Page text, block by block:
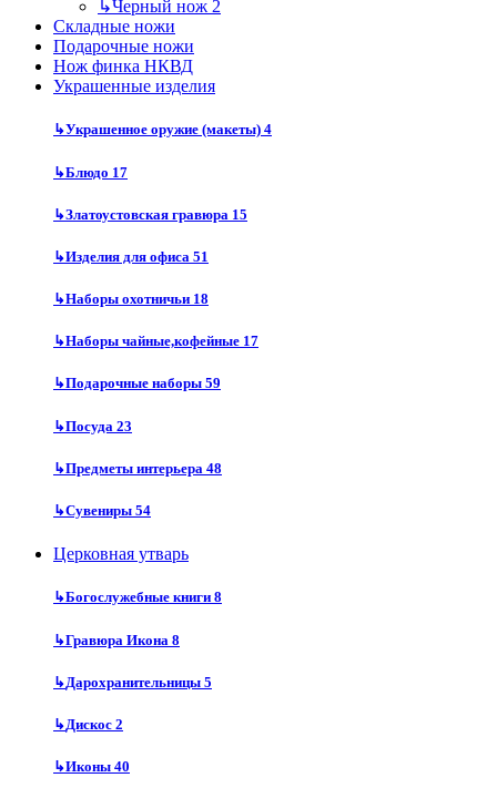
↳Черный нож 2
Складные ножи
Подарочные ножи
Нож финка НКВД
Украшенные изделия
↳Украшенное оружие (макеты) 4
↳Блюдо 17
↳Златоустовская гравюра 15
↳Изделия для офиса 51
↳Наборы охотничьи 18
↳Наборы чайные,кофейные 17
↳Подарочные наборы 59
↳Посуда 23
↳Предметы интерьера 48
↳Сувениры 54
Церковная утварь
↳Богослужебные книги 8
↳Гравюра Икона 8
↳Дарохранительницы 5
↳Дискос 2
↳Иконы 40